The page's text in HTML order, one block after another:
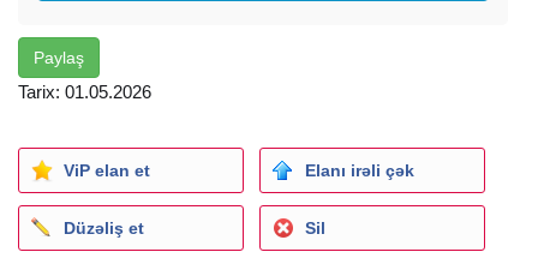
Keyfiyyete 100% zemanet
Deyisilen detallara resmi zemanet verilir.
Yalniz temir ve detal pulu alinir
Yalniz detal ve temir haqqi alinir
Karanti n gunleri de isleyirik
Xaladenik ustasi soyuducu ustasi soyuducu usdası xaldeniy
ustasi
Paylaş
Tarix: 01.05.2026
ViP elan et Elanı irəli çək
Düzəliş et Sil